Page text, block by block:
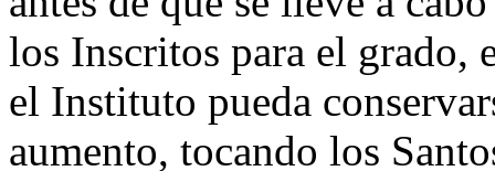
los Inscritos para el grado,
el Instituto pueda
aumento, tocando los